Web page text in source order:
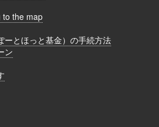
to the map
ーとほっと基金）の手続方法
ン